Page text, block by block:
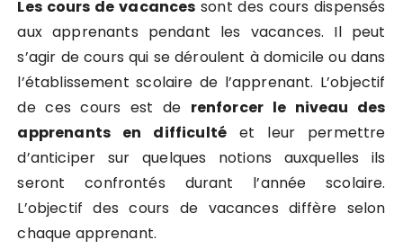
Les cours de vacances sont des cours dispensés
aux apprenants pendant les vacances. Il peut
s’agir de cours qui se déroulent à domicile ou dans
l’établissement scolaire de l’apprenant. L’objectif
de ces cours est de renforcer le niveau des
apprenants en difficultéet leur permettre
d’anticiper sur quelques notions auxquelles ils
seront confrontés durant l’année scolaire.
L’objectif des cours de vacances diffère selon
chaque apprenant.